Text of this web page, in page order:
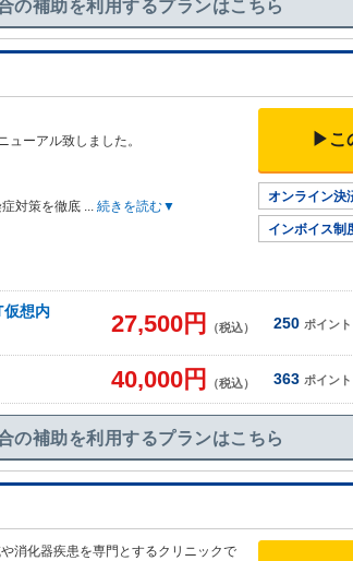
の補助を利用するプランはこちら
ーアル致しました。
対策を徹底 ... 続きを読む▼
▶こ
オンライン決
インボイス制
仮想内
27,500円 （税込） 250 ポイント
40,000円 （税込） 363 ポイント
の補助を利用するプランはこちら
消化器疾患を専門とするクリニックで